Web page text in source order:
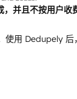
并且不按用户收
使用 Dedupely 后